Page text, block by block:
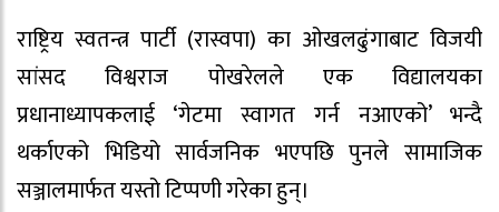
राष्ट्रिय स्वतन्त्र पार्टी (रास्वपा) का ओखलढुंगाबाट विजयी
सांसद विश्वराज पोखरेलले एक विद्यालयका
प्रधानाध्यापकलाई ‘गेटमा स्वागत गर्न नआएको’ भन्दै
थर्काएको भिडियो सार्वजनिक भएपछि पुनले सामाजिक
सञ्जालमार्फत यस्तो टिप्पणी गरेका हुन्।